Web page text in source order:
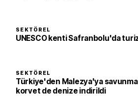
SEKTÖREL
UNESCO kenti Safranbolu'da
SEKTÖREL
Türkiye'den Malezya'ya savunma
korvet de denize indirildi